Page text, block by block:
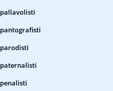
pallavolisti
pantografisti
parodisti
paternalisti
penalisti